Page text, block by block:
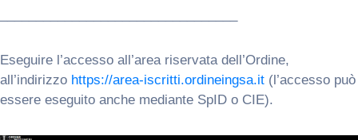
Eseguire l’accesso all’area riservata dell’Ordine,
all’indirizzo https://area-iscritti.ordineingsa.it (l’accesso può
essere eseguito anche mediante SpID o CIE).